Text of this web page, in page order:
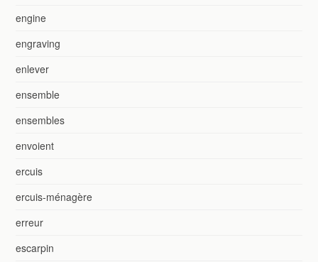
engine
engraving
enlever
ensemble
ensembles
envoient
ercuis
ercuis-ménagère
erreur
escarpin